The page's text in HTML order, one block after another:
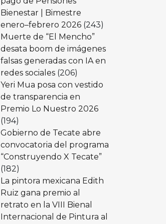
Bienestar | Bimestre
enero–febrero 2026 (243)
Muerte de “El Mencho”
desata boom de imágenes
falsas generadas con IA en
redes sociales (206)
Yeri Mua posa con vestido
de transparencia en
Premio Lo Nuestro 2026
(194)
Gobierno de Tecate abre
convocatoria del programa
“Construyendo X Tecate”
(182)
La pintora mexicana Edith
Ruiz gana premio al
retrato en la VIII Bienal
Internacional de Pintura al